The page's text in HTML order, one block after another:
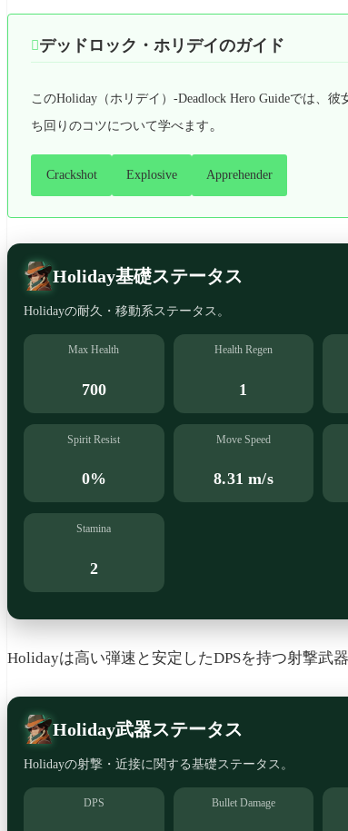
デッドロック・ホリデイのガイド
このHoliday（ホリデイ）-Deadlock Hero Guideでは、
ち回りのコツについて学べます。
Crackshot Explosive Apprehender
Holiday基礎ステータス
Holidayの耐久・移動系ステータス。
Max Health
700
Health Regen
1
Spirit Resist
0%
Move Speed
8.31 m/s
Stamina
2
Holidayは高い弾速と安定したDPSを持つ射撃武
Holiday武器ステータス
Holidayの射撃・近接に関する基礎ステータス。
DPS Bullet Damage